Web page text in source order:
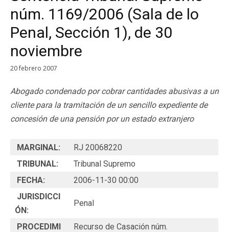
núm. 1169/2006 (Sala de lo
Penal, Sección 1), de 30
noviembre
20 febrero 2007
Abogado condenado por cobrar cantidades abusivas a un
cliente para la tramitación de un sencillo expediente de
concesión de una pensión por un estado extranjero
MARGINAL:
RJ 20068220
TRIBUNAL:
Tribunal Supremo
FECHA:
2006-11-30 00:00
JURISDICCI
ÓN:
Penal
PROCEDIMI
Recurso de Casación núm.